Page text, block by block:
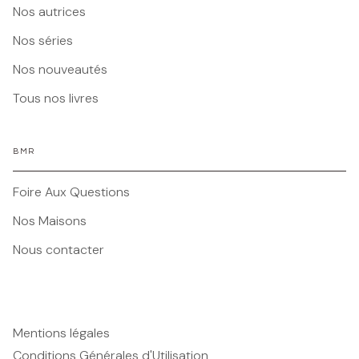
Nos autrices
Nos séries
Nos nouveautés
Tous nos livres
BMR
Foire Aux Questions
Nos Maisons
Nous contacter
Mentions légales